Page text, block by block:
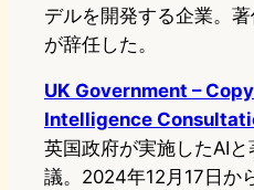
デルを開発する企業。
が辞任した。
UK Government –
Intelligence
英国政府が実施したAI
議。2024年12月17日か